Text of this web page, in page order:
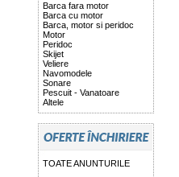
Barca fara motor
Barca cu motor
Barca, motor si peridoc
Motor
Peridoc
Skijet
Veliere
Navomodele
Sonare
Pescuit - Vanatoare
Altele
TOATE ANUNTURILE